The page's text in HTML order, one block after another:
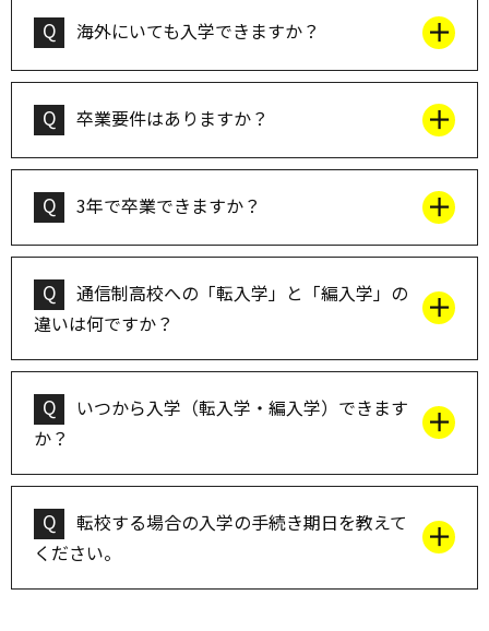
Q 海外にいても入学できますか？
Q 卒業要件はありますか？
Q 3年で卒業できますか？
Q
通信制高校への「転入学」と「編入学」の
違いは何ですか？
Q
いつから入学（転入学・編入学）できます
か？
Q
転校する場合の入学の手続き期日を教えて
ください。